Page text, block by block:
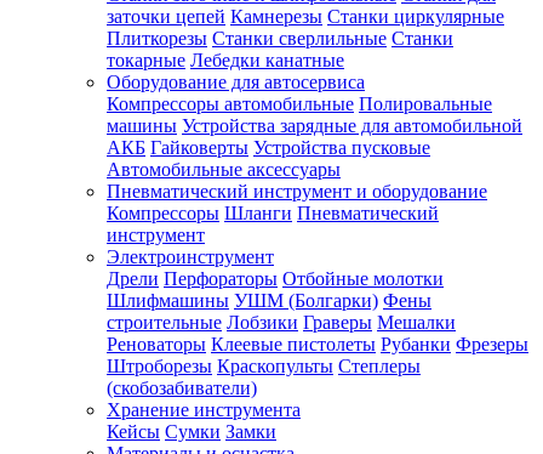
заточки цепей Камнерезы Станки циркулярные
Плиткорезы Станки сверлильные Станки
токарные Лебедки канатные
Оборудование для автосервиса
Компрессоры автомобильные Полировальные
машины Устройства зарядные для автомобильной
АКБ Гайковерты Устройства пусковые
Автомобильные аксессуары
Пневматический инструмент и оборудование
Компрессоры Шланги Пневматический
инструмент
Электроинструмент
Дрели Перфораторы Отбойные молотки
Шлифмашины УШМ (Болгарки) Фены
строительные Лобзики Граверы Мешалки
Реноваторы Клеевые пистолеты Рубанки Фрезеры
Штроборезы Краскопульты Степлеры
(скобозабиватели)
Хранение инструмента
Кейсы Сумки Замки